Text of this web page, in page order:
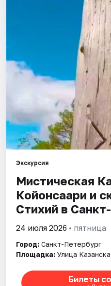
Рейтинги
Экскурсия
Мистическая
Койонсаари и
Стихий в
24 июля 2026 • пятница
Город: Санкт-Петербург
Площадка: Улица
Билеты